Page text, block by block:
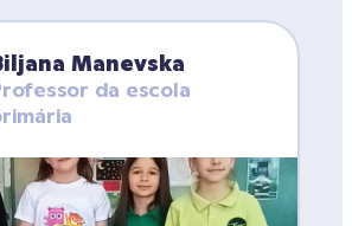
Manevska
da escola